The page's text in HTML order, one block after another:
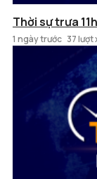
Thời sự trưa
1 ngày trước 37 lượt